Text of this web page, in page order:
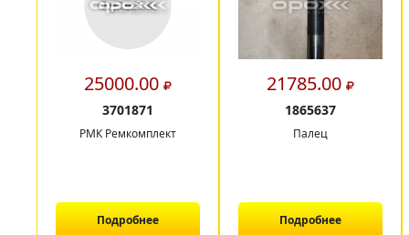
25000.00
3701871
РМК Ремкомплект
Подробнее
21785.00
1865637
Палец
Подробнее